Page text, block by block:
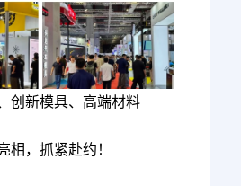
创新模具、高端材料
相，抓紧赴约！